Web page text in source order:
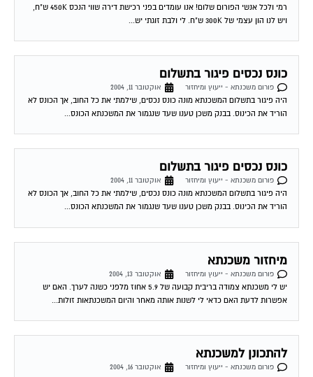
רמי ולכל אנשי הפורום שלום! אנו עומדים בפני רכישת דירה שווי הנכס 450K ש"ח,
ויש לנו הון עצמי של 300K ש"ח. לי ולבת זוגתי יש...
כונס נכסים פיגור בתשלום
פורום משכנתא - ייעוץ ומיחזור
אוקטובר 11, 2004
היה פיגור בתשלום המשכנתא מונה כונס נכסים, שילמתי את כל החוב, אך הכונס לא
הוריד את הכינוס. בבנק משכן טענו שעד שנגמור את המשכנתא הכונס...
כונס נכסים פיגור בתשלום
פורום משכנתא - ייעוץ ומיחזור
אוקטובר 11, 2004
היה פיגור בתשלום המשכנתא מונה כונס נכסים, שילמתי את כל החוב, אך הכונס לא
הוריד את הכינוס. בבנק משכן טענו שעד שנגמור את המשכנתא הכונס...
מיחזור משכנתא
פורום משכנתא - ייעוץ ומיחזור
אוקטובר 13, 2004
יש לי משכנתא צמודה בריבית קבועה של 5.9 אחוז מלפני כשנה לערך. האם יש
אפשרות לדעת האם כדאי לי לשנות אותה מאחר והיום המשכנתאות זולות...
להתכונן למשכנתא
פורום משכנתא - ייעוץ ומיחזור
אוקטובר 16, 2004